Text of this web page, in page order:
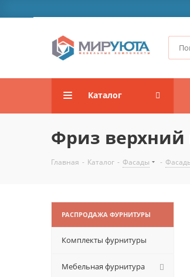
Каталог
Фриз верхний
Главная - Каталог - Фасады -
РАСПРОДАЖА ФУРНИТУРЫ
Комплекты фурнитуры
Мебельная фурнитура